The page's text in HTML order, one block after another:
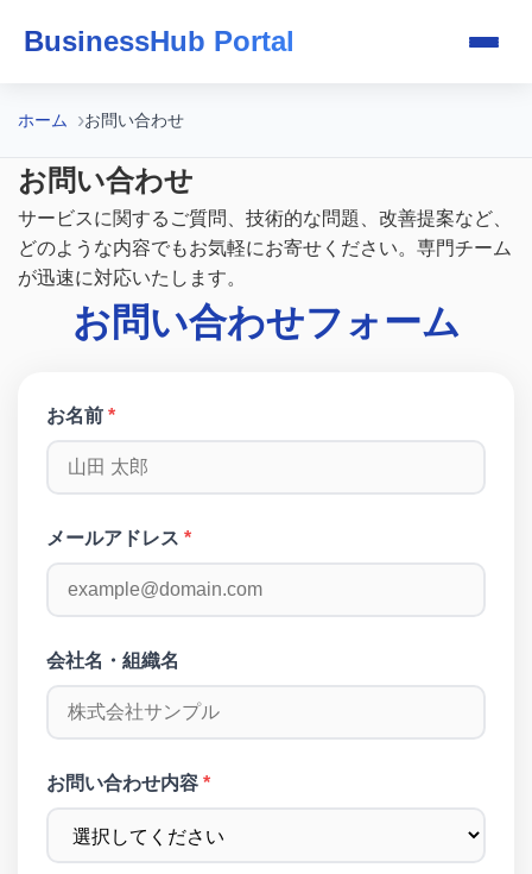
BusinessHub Portal
ホーム お問い合わせ
お問い合わせ
サービスに関するご質問、技術的な問題、改善提案など、
どのような内容でもお気軽にお寄せください。専門チーム
が迅速に対応いたします。
お問い合わせフォーム
お名前 *
メールアドレス *
会社名・組織名
お問い合わせ内容 *